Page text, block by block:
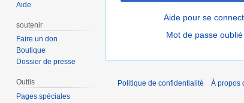
Aide pour se
Mot de passe oublié
Aide
soutenir
Faire un don
Boutique
Dossier de presse
Outils
Pages spéciales
Politique de confidentialité À propos